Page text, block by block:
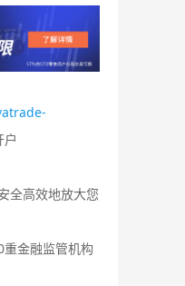
全高效地放大您
金融监管机构